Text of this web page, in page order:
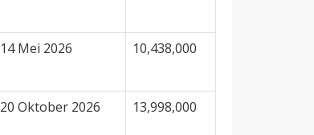
14 Mei 2026 10,438,000
20 Oktober 2026 13,998,000